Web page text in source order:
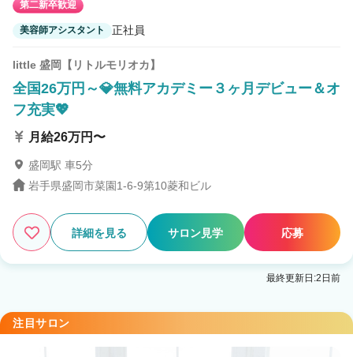
第二新卒歓迎
美容師アシスタント 正社員
little 盛岡【リトルモリオカ】
全国26万円～💎無料アカデミー３ヶ月デビュー＆オ
フ充実💖
月給26万円〜
盛岡駅 車5分
岩手県盛岡市菜園1-6-9第10菱和ビル
詳細を見る サロン見学 応募
最終更新日:2日前
注目サロン